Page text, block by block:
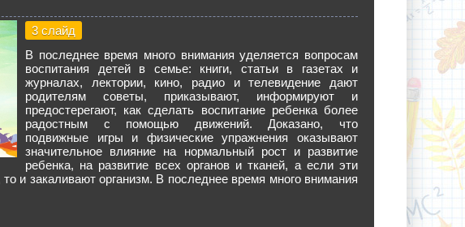
3 слайд
В последнее время много внимания уделяется вопросам
воспитания детей в семье: книги, статьи в газетах и
журналах, лектории, кино, радио и телевидение дают
родителям советы, приказывают, информируют и
предостерегают, как сделать воспитание ребенка более
радостным с помощью движений. Доказано, что
подвижные игры и физические упражнения оказывают
значительное влияние на нормальный рост и развитие
ребенка, на развитие всех органов и тканей, а если эти
и закаливают организм. В последнее время много внимания